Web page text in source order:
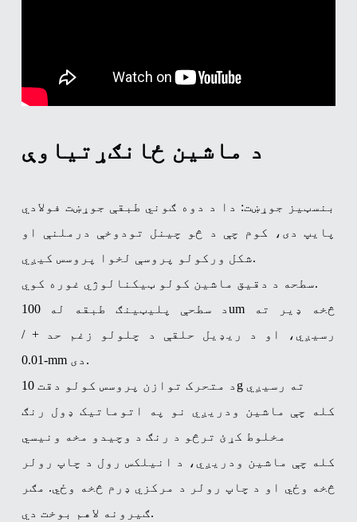
د ماشین ځانګړتیاوې
بنسټیز جوړښت: دا د دوه ګوني طبقې جوړښت فولادي
پایپ دی، کوم چې د څو چینل تودوخې درملنې او
شکل ورکولو پروسې لخوا پروسس کیږي.
سطحه د دقیق ماشین کولو ټیکنالوژي غوره کوي.
د سطحې پلیټینګ طبقه له 100um څخه ډیر ته
رسیږي، او د ریډیل حلقې د چلولو زغم حد + /
-0.01mm دی.
د متحرک توازن پروسس کولو دقت 10g ته رسیږي
کله چې ماشین ودریږي نو په اتوماتيک ډول رنګ
مخلوط کړئ ترڅو د رنګ د وچیدو مخه ونیسي
کله چې ماشین ودریږي، د انیلکس رول د چاپ رولر
څخه وځي او د چاپ رولر د مرکزي ډرم څخه وځي. مګر
ګیرونه لاهم بوخت دي.